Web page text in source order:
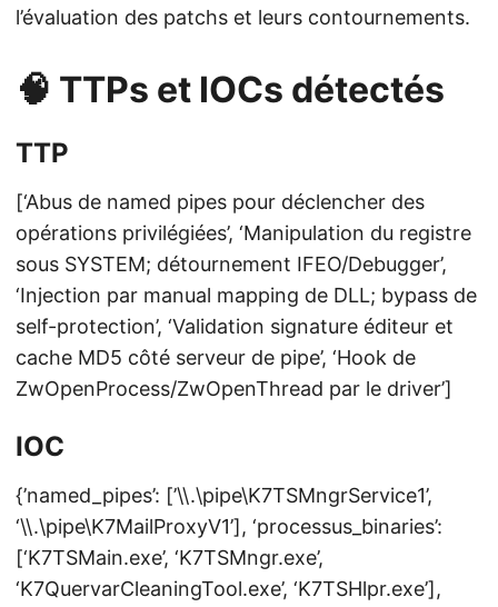
l’évaluation des patchs et leurs contournements.
🧠 TTPs et IOCs détectés
TTP
[‘Abus de named pipes pour déclencher des
opérations privilégiées’, ‘Manipulation du registre
sous SYSTEM; détournement IFEO/Debugger’,
‘Injection par manual mapping de DLL; bypass de
self-protection’, ‘Validation signature éditeur et
cache MD5 côté serveur de pipe’, ‘Hook de
ZwOpenProcess/ZwOpenThread par le driver’]
IOC
{’named_pipes’: [’\\.\pipe\K7TSMngrService1’,
‘\\.\pipe\K7MailProxyV1’], ‘processus_binaries’:
[‘K7TSMain.exe’, ‘K7TSMngr.exe’,
‘K7QuervarCleaningTool.exe’, ‘K7TSHlpr.exe’],